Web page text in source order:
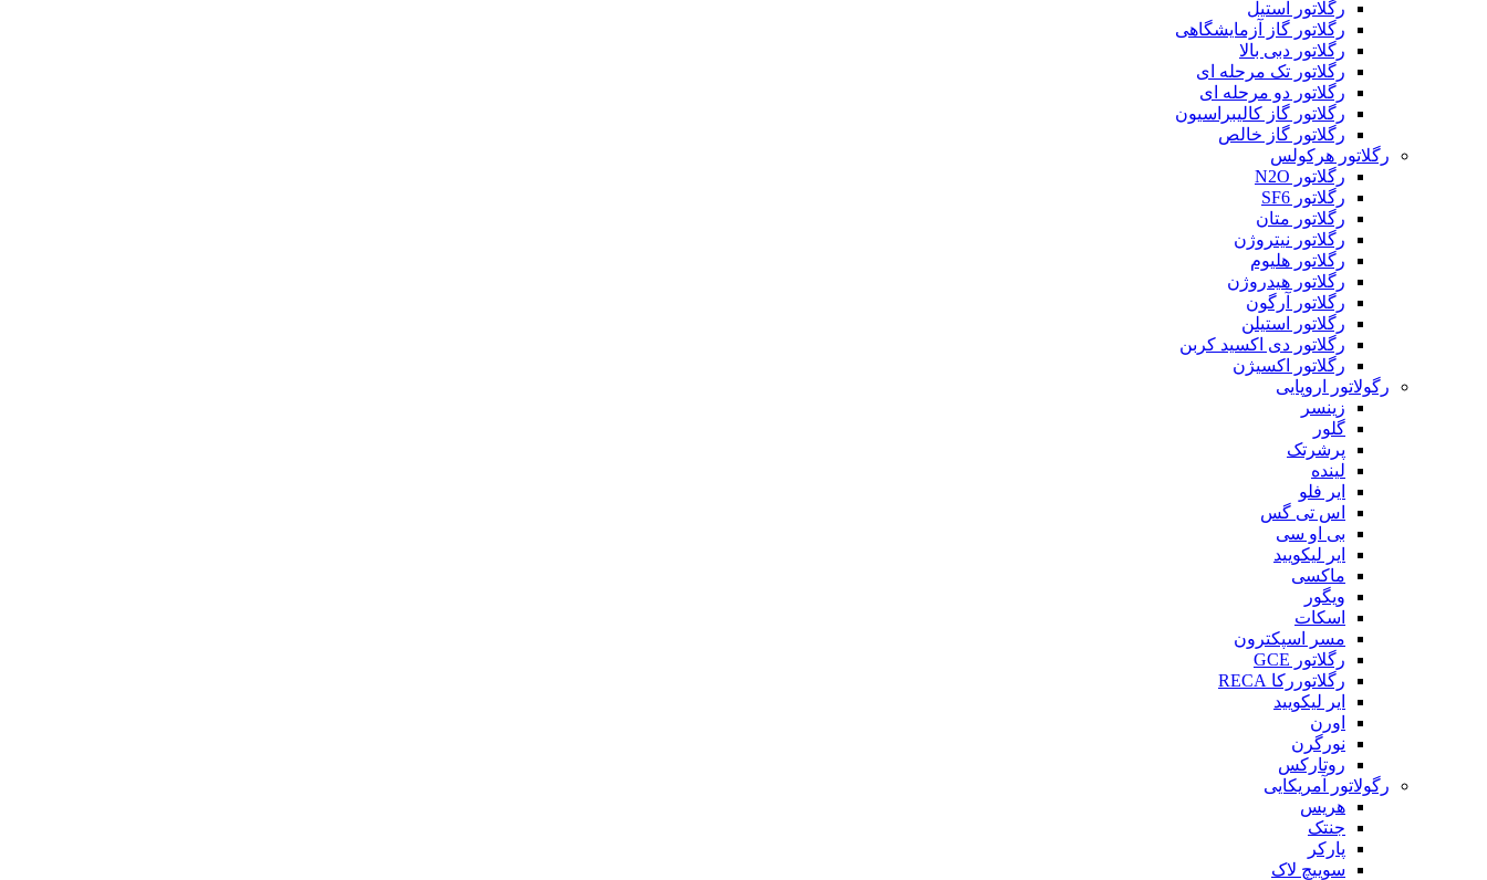
رگلاتور استیل
رگلاتور گاز آزمایشگاهی
رگلاتور دبی بالا
رگلاتور تک مرحله ای
رگلاتور دو مرحله ای
رگلاتور گاز کالیبراسیون
رگلاتور گاز خالص
رگلاتور هرکولس
رگلاتور N2O
رگلاتور SF6
رگلاتور متان
رگلاتور نیتروژن
رگلاتور هلیوم
رگلاتور هیدروژن
رگلاتور آرگون
رگلاتور استیلن
رگلاتور دی اکسید کربن
رگلاتور اکسیژن
رگولاتور اروپایی
زینسر
گلور
پرشرتک
لینده
ایر فلو
اس تی گس
بی او سی
ایر لیکویید
ماکسی
ویگور
اسکات
مسر اسپکترون
رگلاتور GCE
رگلاتوررکا RECA
ایر لیکویید
اورن
نورگرن
روتارکس
رگولاتور آمریکایی
هریس
جنتک
پارکر
سوییچ لاک